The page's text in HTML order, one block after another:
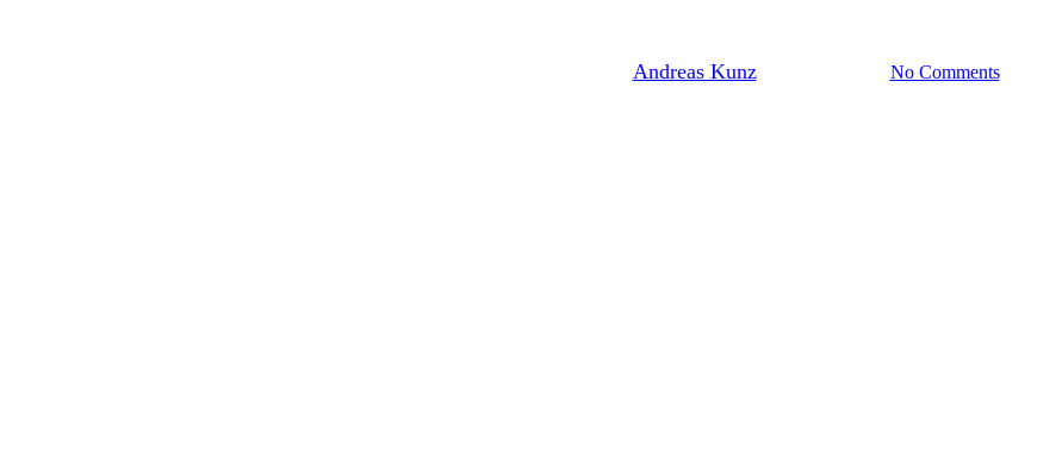
Andreas KunzOktober 19, 2025 No Comments